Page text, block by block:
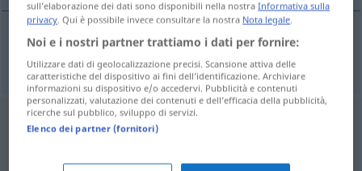
hjemmemarked n Inlandsmarkt
sull’elaborazione dei dati sono disponibili nella nostraInformativa sulla
privacy. Qui è possibile invece consultare la nostra Nota legale.
Noi e i nostri partner trattiamo i dati per fornire:
Utilizzare dati di geolocalizzazione precisi. Scansione attiva delle
caratteristiche del dispositivo ai fini dell’identificazione. Archiviare
informazioni su dispositivo e/o accedervi. Pubblicità e contenuti
personalizzati, valutazione dei contenuti e dell’efficacia della pubblicità,
ricerche sul pubblico, sviluppo di servizi.
Elenco dei partner (fornitori)